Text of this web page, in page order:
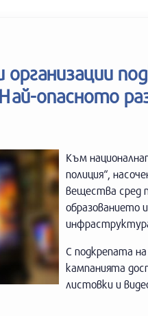
опасното
Към
полиция“,
вещества сред
С подкрепата
кампанията
листовки и